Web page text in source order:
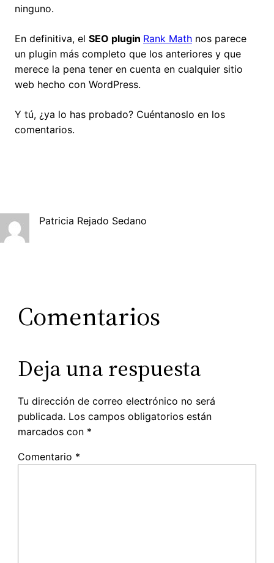
ninguno.
En definitiva, el SEO plugin Rank Math nos parece
un plugin más completo que los anteriores y que
merece la pena tener en cuenta en cualquier sitio
web hecho con WordPress.
Y tú, ¿ya lo has probado? Cuéntanoslo en los
comentarios.
Patricia Rejado Sedano
Comentarios
Deja una respuesta
Tu dirección de correo electrónico no será
publicada. Los campos obligatorios están
marcados con *
Comentario *